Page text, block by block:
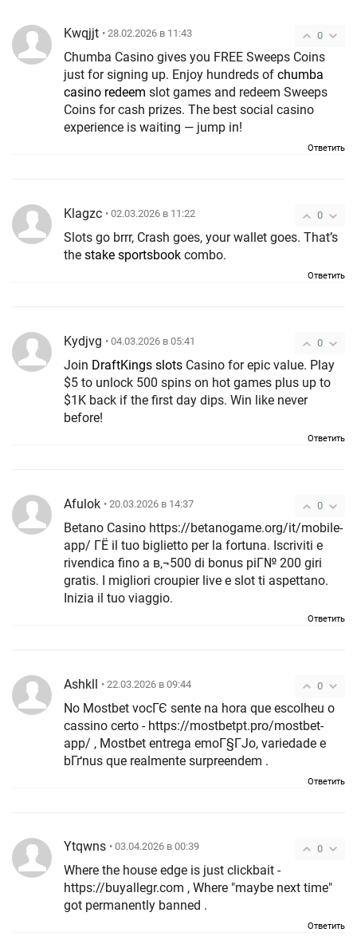
0
Kwqjjt • 28.02.2026 в 11:43
Chumba Casino gives you FREE Sweeps Coins
just for signing up. Enjoy hundreds of chumba
casino redeem slot games and redeem Sweeps
Coins for cash prizes. The best social casino
experience is waiting — jump in!
Ответить
0
Klagzc • 02.03.2026 в 11:22
Slots go brrr, Crash goes, your wallet goes. That’s
the stake sportsbook combo.
Ответить
0
Kydjvg • 04.03.2026 в 05:41
Join DraftKings slots Casino for epic value. Play
$5 to unlock 500 spins on hot games plus up to
$1K back if the first day dips. Win like never
before!
Ответить
0
Afulok • 20.03.2026 в 14:37
Betano Casino https://betanogame.org/it/mobile-
app/ ГЁ il tuo biglietto per la fortuna. Iscriviti e
rivendica fino a в‚¬500 di bonus piГ№ 200 giri
gratis. I migliori croupier live e slot ti aspettano.
Inizia il tuo viaggio.
Ответить
0
Ashkll • 22.03.2026 в 09:44
No Mostbet vocГЄ sente na hora que escolheu o
cassino certo - https://mostbetpt.pro/mostbet-
app/ , Mostbet entrega emoГ§ГЈo, variedade e
bГґnus que realmente surpreendem .
Ответить
0
Ytqwns • 03.04.2026 в 00:39
Where the house edge is just clickbait -
https://buyallegr.com , Where "maybe next time"
got permanently banned .
Ответить